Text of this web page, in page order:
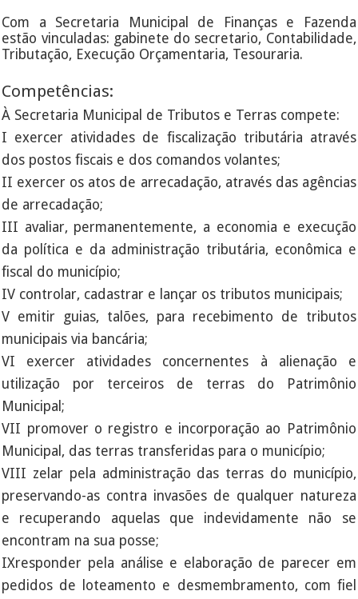
Com a Secretaria Municipal de Finanças e Fazenda
estão vinculadas: gabinete do secretario, Contabilidade,
Tributação, Execução Orçamentaria, Tesouraria.
Competências:
À Secretaria Municipal de Tributos e Terras compete:
I exercer atividades de fiscalização tributária através
dos postos fiscais e dos comandos volantes;
II exercer os atos de arrecadação, através das agências
de arrecadação;
III avaliar, permanentemente, a economia e execução
da política e da administração tributária, econômica e
fiscal do município;
IV controlar, cadastrar e lançar os tributos municipais;
V emitir guias, talões, para recebimento de tributos
municipais via bancária;
VI exercer atividades concernentes à alienação e
utilização por terceiros de terras do Patrimônio
Municipal;
VII promover o registro e incorporação ao Patrimônio
Municipal, das terras transferidas para o município;
VIII zelar pela administração das terras do município,
preservando-as contra invasões de qualquer natureza
e recuperando aquelas que indevidamente não se
encontram na sua posse;
IXresponder pela análise e elaboração de parecer em
pedidos de loteamento e desmembramento, com fiel